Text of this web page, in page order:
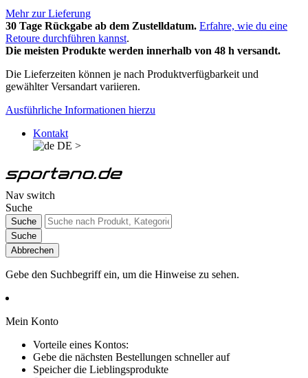
Mehr zur Lieferung
30 Tage Rückgabe ab dem Zustelldatum. Erfahre, wie du eine
Retoure durchführen kannst.
Die meisten Produkte werden innerhalb von 48 h versandt.
Die Lieferzeiten können je nach Produktverfügbarkeit und
gewählter Versandart variieren.
Ausführliche Informationen hierzu
Kontakt
DE >
Nav switch
Suche
Suche
Suche
Abbrechen
Gebe den Suchbegriff ein, um die Hinweise zu sehen.
Mein Konto
Vorteile eines Kontos:
Gebe die nächsten Bestellungen schneller auf
Speicher die Lieblingsprodukte